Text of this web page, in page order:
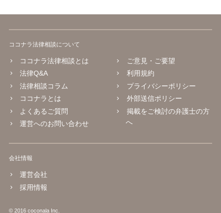
ココナラ法律相談について
ココナラ法律相談とは
法律Q&A
法律相談コラム
ココナラとは
よくあるご質問
運営へのお問い合わせ
ご意見・ご要望
利用規約
プライバシーポリシー
外部送信ポリシー
掲載をご検討の弁護士の方
へ
会社情報
運営会社
採用情報
© 2016 coconala Inc.